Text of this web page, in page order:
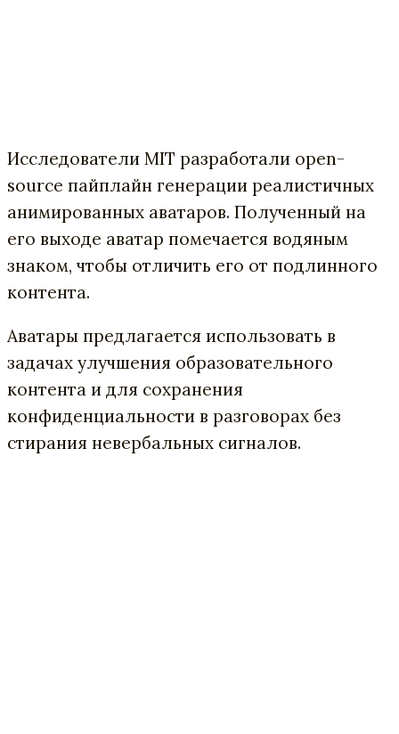
Исследователи MIT разработали open-
source пайплайн генерации реалистичных
анимированных аватаров. Полученный на
его выходе аватар помечается водяным
знаком, чтобы отличить его от подлинного
контента.
Аватары предлагается использовать в
задачах улучшения образовательного
контента и для сохранения
конфиденциальности в разговорах без
стирания невербальных сигналов.